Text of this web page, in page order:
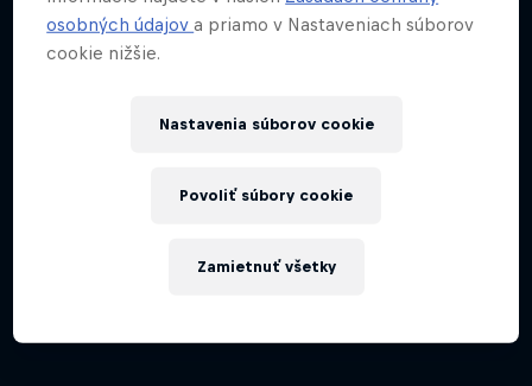
osobných údajova priamo v Nastaveniach súborov
cookie nižšie.
Nastavenia súborov cookie
Zamietnuť všetky
Povoliť súbory cookie